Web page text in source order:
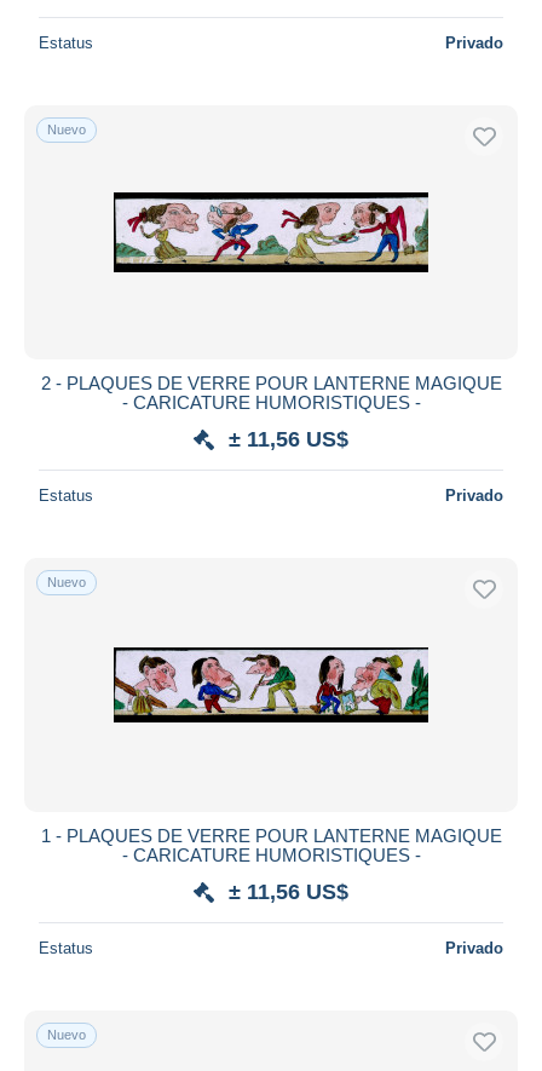
Estatus Privado
Nuevo
2 - PLAQUES DE VERRE POUR LANTERNE MAGIQUE
- CARICATURE HUMORISTIQUES -
± 11,56 US$
Estatus Privado
Nuevo
1 - PLAQUES DE VERRE POUR LANTERNE MAGIQUE
- CARICATURE HUMORISTIQUES -
± 11,56 US$
Estatus Privado
Nuevo